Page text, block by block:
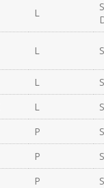
L
L
L
L
P
P
P